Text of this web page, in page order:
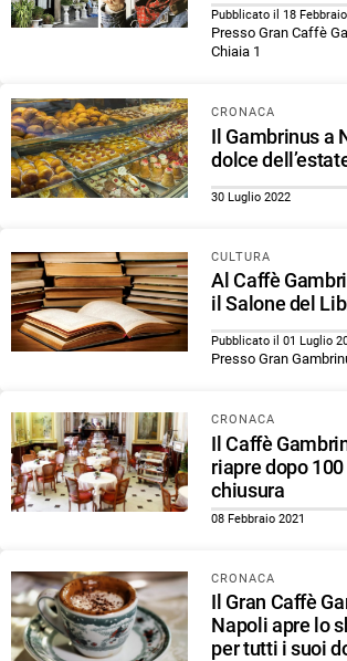
Pubblicato il 18
Presso Gran Caffè
Chiaia 1
CRONACA
Il Gambrinus a
dolce
30 Luglio 2022
CULTURA
Al Caffè
il Salone del
Pubblicato il 01 Luglio
Presso Gran
CRONACA
Il Caffè
riapre dopo
chiusura
08 Febbraio 2021
CRONACA
Il Gran Caffè
Napoli apre lo
per tutti i suoi